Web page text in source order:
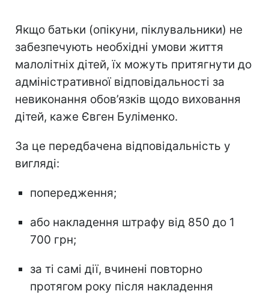
Якщо батьки (опікуни, піклувальники) не
забезпечують необхідні умови життя
малолітніх дітей, їх можуть притягнути до
адміністративної відповідальності за
невиконання обов’язків щодо виховання
дітей, каже Євген Буліменко.
За це передбачена відповідальність у
вигляді:
попередження;
або накладення штрафу від 850 до 1
700 грн;
за ті самі дії, вчинені повторно
протягом року після накладення